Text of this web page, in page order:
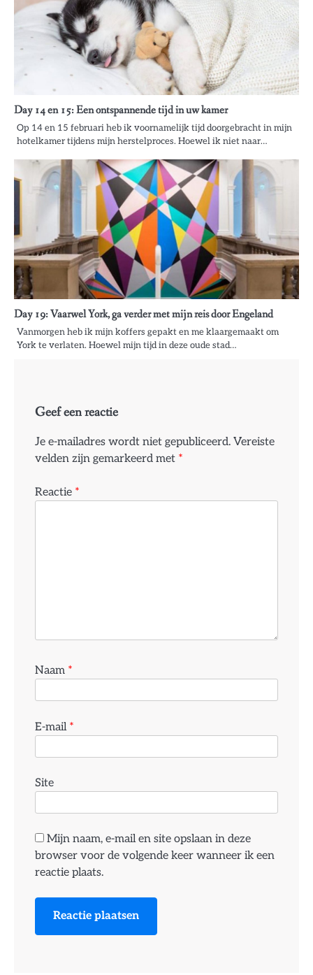
Day 14 en 15: Een ontspannende tijd in uw kamer
Op 14 en 15 februari heb ik voornamelijk tijd doorgebracht in mijn
hotelkamer tijdens mijn herstelproces. Hoewel ik niet naar…
Day 19: Vaarwel York, ga verder met mijn reis door Engeland
Vanmorgen heb ik mijn koffers gepakt en me klaargemaakt om
York te verlaten. Hoewel mijn tijd in deze oude stad…
Geef een reactie
Je e-mailadres wordt niet gepubliceerd. Vereiste
velden zijn gemarkeerd met *
Reactie *
Naam *
E-mail *
Site
Mijn naam, e-mail en site opslaan in deze
browser voor de volgende keer wanneer ik een
reactie plaats.